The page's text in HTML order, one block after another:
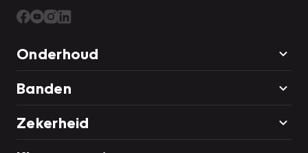
Onderhoud
Banden
Zekerheid